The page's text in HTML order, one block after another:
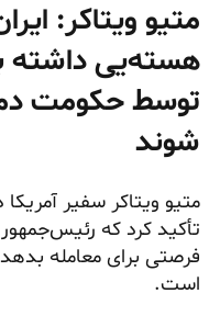
متیو ویتاکر:
هسته‌یی داشته
توسط حکومت
شوند
متیو ویتاکر سفیر آمریکا
تأکید کرد که
فرصتی برای معامله
است.